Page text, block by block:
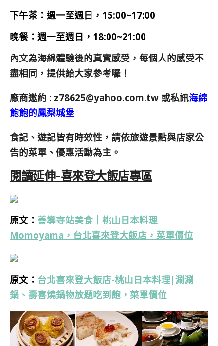
下午茶：週一至週日，15:00~17:00
晚餐：週一至週日，18:00~21:00
內文為海綿體驗後的真實感受，每個人的感受不
盡相同，提供給大家參考囉！
廠商邀約 : z78625@yahoo.com.tw 或私訊海綿
飽飽的鳳梨城堡
食記、遊記皆有時效性，請依旅遊景點與店家公
告的菜單、優惠活動為主。
閱讀延伸-喜來登大飯店專區
原文： 善導寺站美食｜桃山日本料理
Momoyama，台北喜來登大飯店，菜單價位
原文： 台北喜來登大飯店-桃山日本料理|涮涮
鍋、壽喜燒鍋物放題吃到飽，菜單價位